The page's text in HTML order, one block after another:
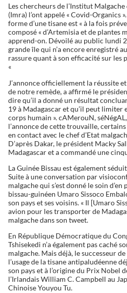
Les chercheurs de l’Institut
(Imra) l’ont appelé « Covid-Organics
forme d’une tisane est « à la fois
composé « d’Artemisia et de plantes
apprend-on. Dévoilé au public lundi
grande île qui n’a encore enregistré
rassure quant à son efficacité sur les
«
J’annonce officiellement la réussite
de notre remède, a affirmé le
dire qu’il a donné un résultat
19 à Madagascar et qu’il peut limiter
corps humain ». cAMerouN,
l’annonce de cette trouvaille,
en contact avec le chef d’Etat
D’après Dakar, le président Macky
Madagascar et a commandé une
La Guinée Bissau est également
Suite à une conversation par
malgache qui s’est donné le soin
bissau-guinéen Umaro Sissoco
son pays et ses voisins. « Il [Umaro
avion pour les transporter de
malgache dans son tweet.
En République Démocratique du
Tshisekedi n’a également pas caché
malgache. Mais déjà, le successeur
l’usage de la tisane antipaludéenne
son pays et à l’origine du Prix Nobel
l’Irlandais William C. Campbell au
Chinoise Youyou Tu.